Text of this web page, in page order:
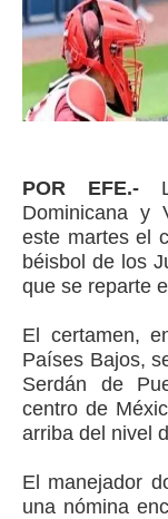
POR EFE.-
Dominicana y
este martes el
béisbol de los
que se reparte
El certamen,
Países Bajos,
Serdán de
centro de
arriba del nivel
El manejador
una nómina